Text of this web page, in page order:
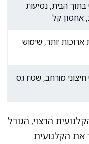
בתוך הבית, נסיעות
אחסון קל
ארוכות יותר, שימוש
חיצוני מורחב, שטח גס
הרצוי, הגודל
את הקלנועית